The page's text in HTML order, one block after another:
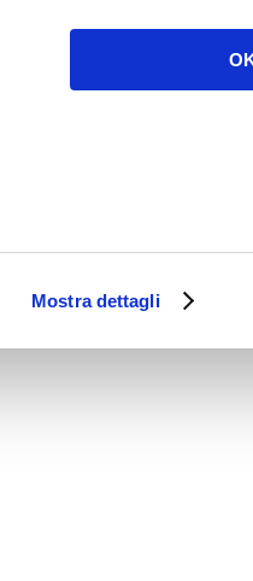
Mostra dettagli